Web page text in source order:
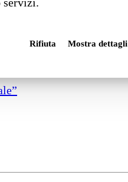
Rifiuta Mostra dettagli